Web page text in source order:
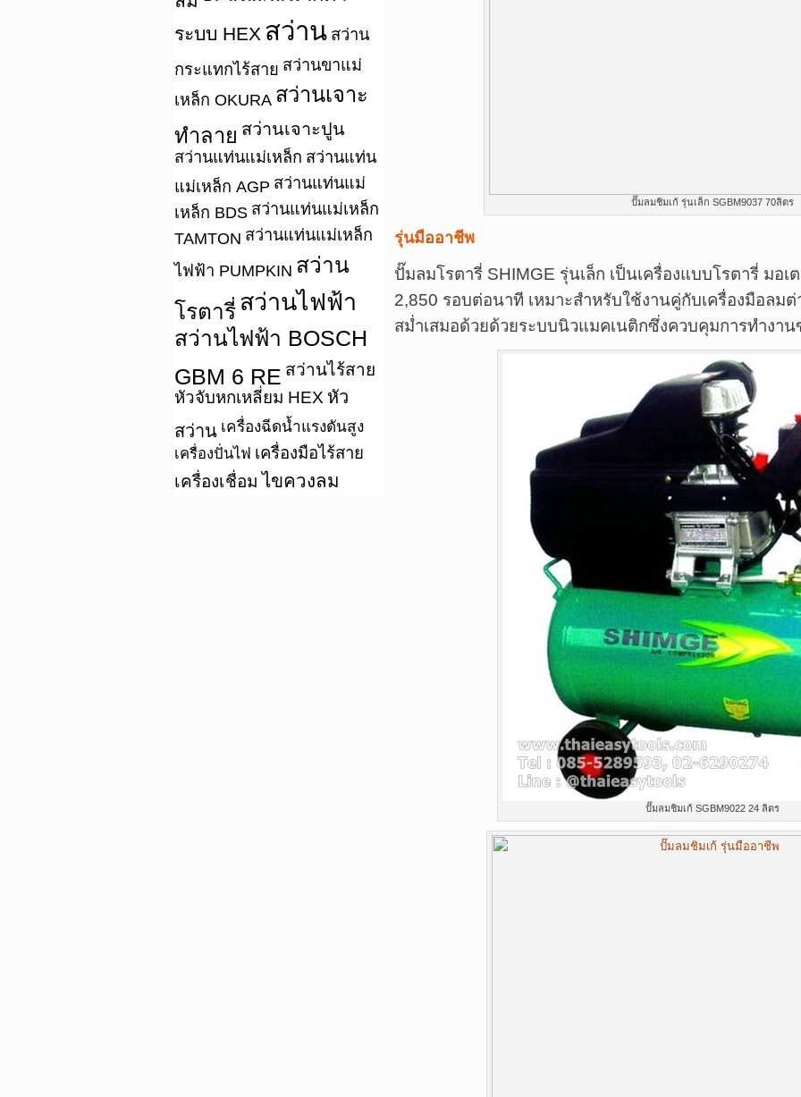
ระบบ HEX สว่าน สว่าน
กระแทกไร้สาย สว่านขาแม่
เหล็ก OKURA สว่านเจาะ
ทำลาย สว่านเจาะปูน
สว่านแท่นแม่เหล็ก สว่านแท่น
แม่เหล็ก AGP สว่านแท่นแม่
เหล็ก BDS สว่านแท่นแม่เหล็ก
TAMTON สว่านแท่นแม่เหล็ก
ไฟฟ้า PUMPKIN สว่าน
โรตารี่ สว่านไฟฟ้า
สว่านไฟฟ้า BOSCH
GBM 6 RE สว่านไร้สาย
หัวจับหกเหลี่ยม HEX หัว
สว่าน เครื่องฉีดน้ำแรงดันสูง
เครื่องปั่นไฟ เครื่องมือไร้สาย
เครื่องเชื่อม ไขควงลม
ปั๊มลมชิมเก้ รุ่นเล็ก SGBM9037 70ลิตร
รุ่นมืออาชีพ
ปั๊มลมโรตารี่ SHIMGE รุ่นเล็ก เป็นเครื่องแบบโรตารี่ มอ
2,850 รอบต่อนาที เหมาะสำหรับใช้งานคู่กับเครื่องมือลม
สม่ำเสมอด้วยด้วยระบบนิวแมคเนติกซึ่งควบคุมการทำงาน
ปั๊มลมชิมเก้ SGBM9022 24 ลิตร